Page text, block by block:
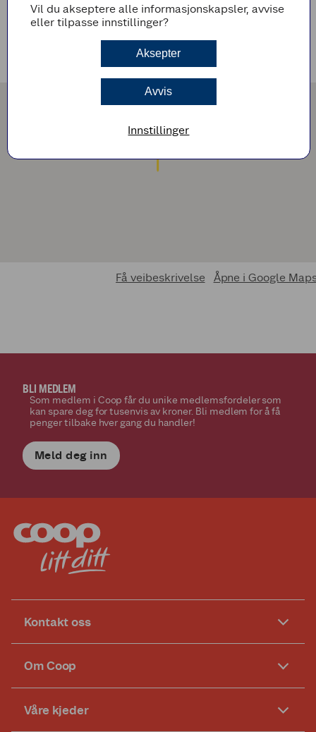
Det er ingen avvikende åpningstider i nærmeste fremtid
Få veibeskrivelse Åpne i Google
BLI MEDLEM
Som medlem i Coop får du unike medlemsfordeler som
kan spare deg for tusenvis av kroner. Bli medlem for å få
penger tilbake hver gang du handler!
Meld deg inn
Kontakt oss
Om Coop
Våre kjeder
Vil du akseptere alle informasjonskapsler, avvise
eller tilpasse innstillinger?
Aksepter
Avvis
Innstillinger